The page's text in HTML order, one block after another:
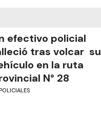
efectivo policial
tras volcar su
en la ruta
N° 28